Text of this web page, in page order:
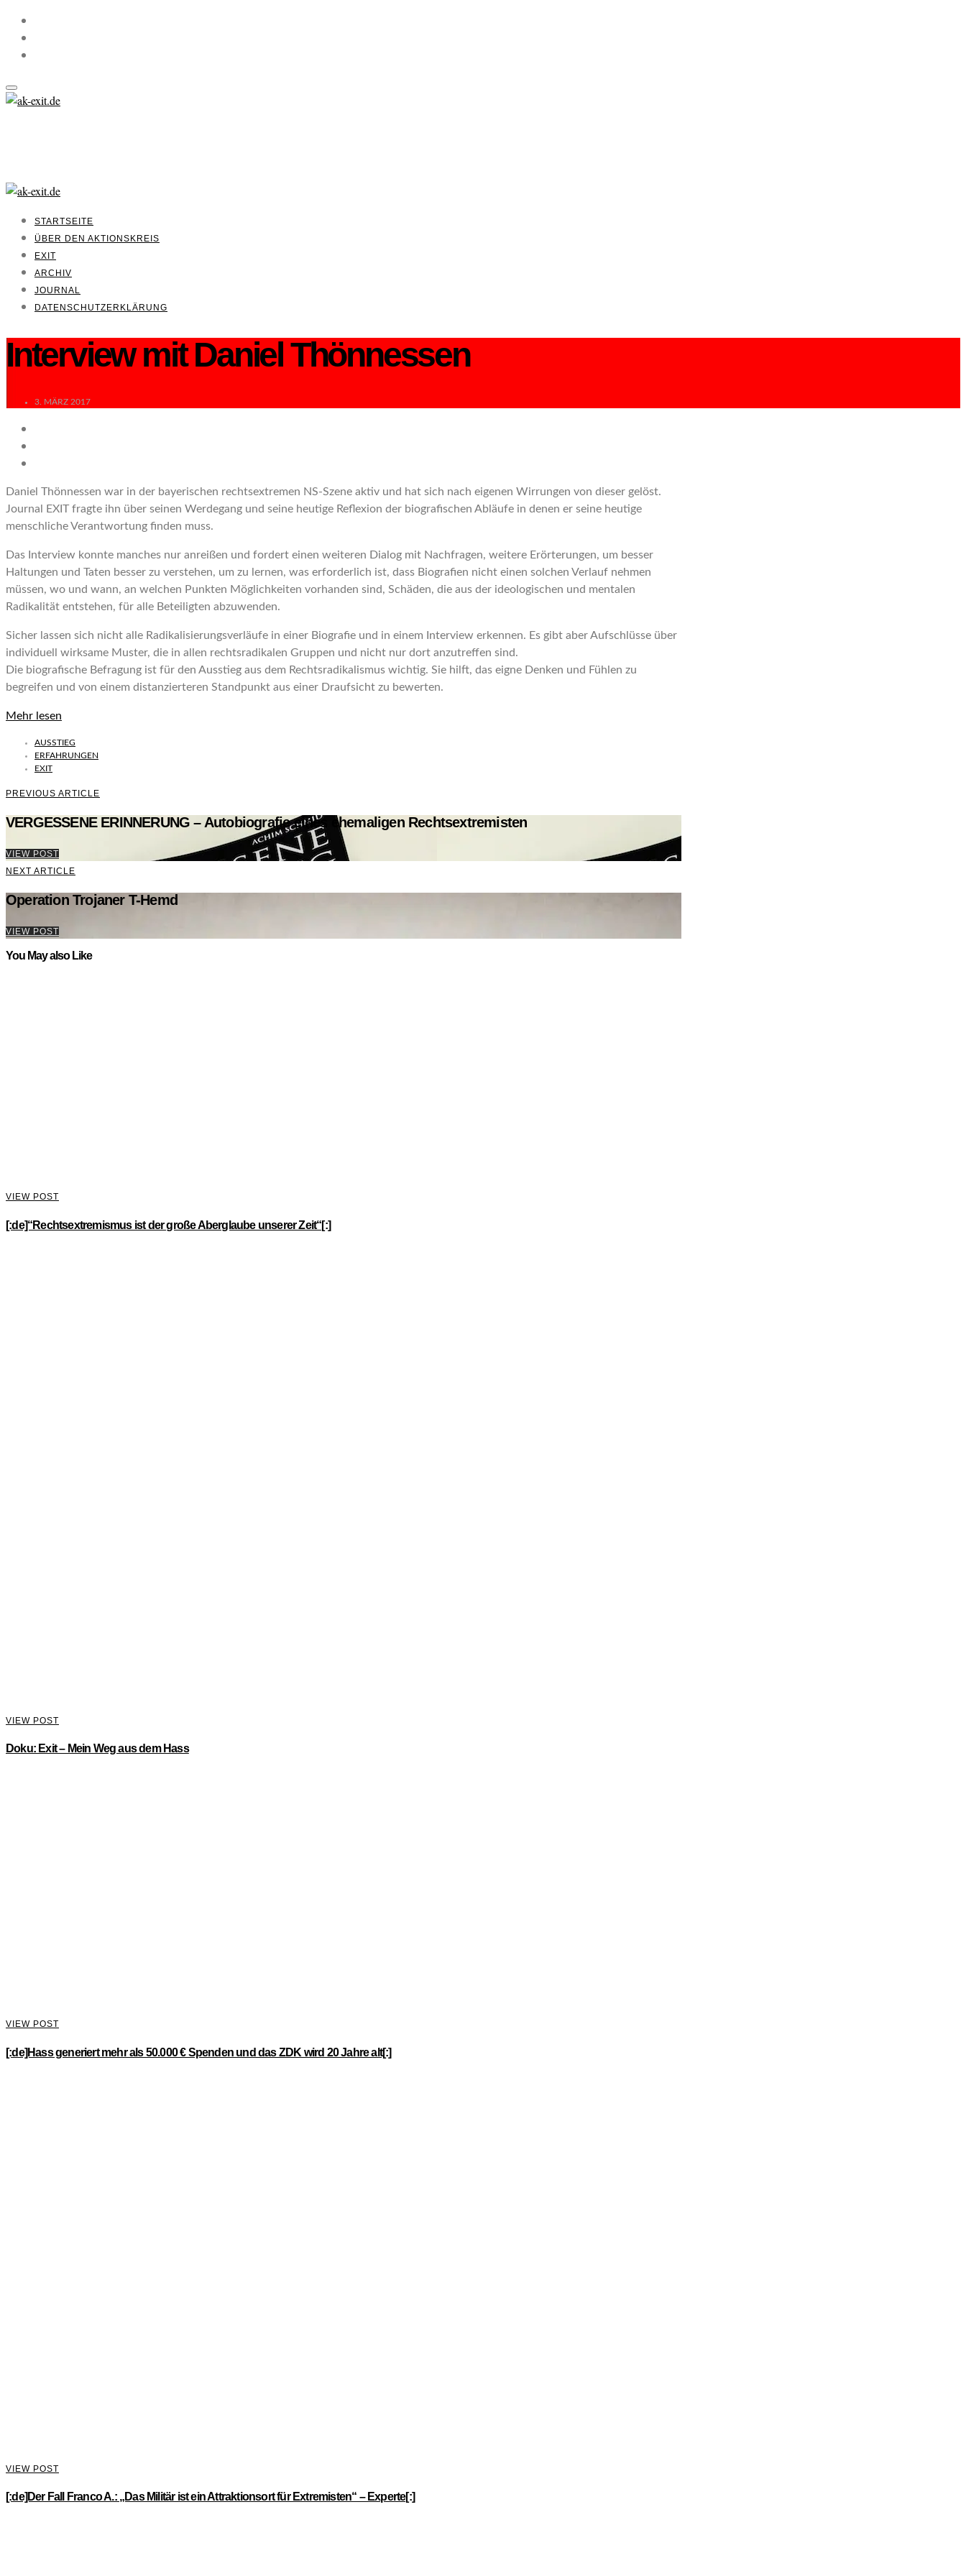
STARTSEITE
ÜBER DEN AKTIONSKREIS
EXIT
ARCHIV
JOURNAL
DATENSCHUTZERKLÄRUNG
Interview mit Daniel Thönnessen
3. MÄRZ 2017
Daniel Thönnessen war in der bayerischen rechtsextremen NS-Szene aktiv und hat sich nach eigenen Wirrungen von dieser gelöst.
Journal
EXITfragte ihn über seinen Werdegang und seine heutige Reflexion der biografischen Abläufe in denen er seine heutige
menschliche Verantwortung finden muss.
Das Interview konnte manches nur anreißen und fordert einen weiteren Dialog mit Nachfragen, weitere Erörterungen, um besser
Haltungen und Taten besser zu verstehen, um zu lernen, was erforderlich ist, dass Biografien nicht einen solchen Verlauf nehmen
müssen, wo und wann, an welchen Punkten Möglichkeiten vorhanden sind, Schäden, die aus der ideologischen und mentalen
Radikalität entstehen, für alle Beteiligten abzuwenden.
Sicher lassen sich nicht alle Radikalisierungsverläufe in einer Biografie und in einem Interview erkennen. Es gibt aber Aufschlüsse über
individuell wirksame Muster, die in allen rechtsradikalen Gruppen und nicht nur dort anzutreffen sind.
Die biografische Befragung ist für den Ausstieg aus dem Rechtsradikalismus wichtig. Sie hilft, das eigne Denken und Fühlen zu
begreifen und von einem distanzierteren Standpunkt aus einer Draufsicht zu bewerten.
Mehr lesen
AUSSTIEG
ERFAHRUNGEN
EXIT
PREVIOUS ARTICLE
VERGESSENE ERINNERUNG – Autobiografie eines ehemaligen Rechtsextremisten
VIEW POST
NEXT ARTICLE
Operation Trojaner T-Hemd
VIEW POST
You May also Like
VIEW POST
[:de]“Rechtsextremismus ist der große Aberglaube unserer Zeit“[:]
VIEW POST
Doku: Exit – Mein Weg aus dem Hass
VIEW POST
[:de]Hass generiert mehr als 50.000 € Spenden und das ZDK wird 20 Jahre alt[:]
VIEW POST
[:de]Der Fall Franco A.: „Das Militär ist ein Attraktionsort für Extremisten“ – Experte[:]